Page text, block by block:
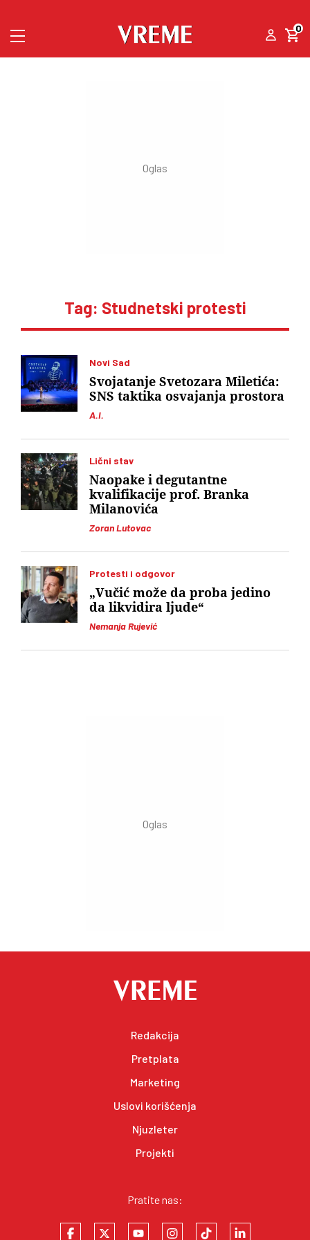
0
Tag: Studnetski protesti
Novi Sad
A.I.
Svojatanje Svetozara Miletića:
SNS taktika osvajanja prostora
Lični stav
Zoran Lutovac
Naopake i degutantne
kvalifikacije prof. Branka
Milanovića
Protesti i odgovor
Nemanja Rujević
„Vučić može da proba jedino
da likvidira ljude“
Redakcija
Pretplata
Marketing
Uslovi korišćenja
Njuzleter
Projekti
Pratite nas: